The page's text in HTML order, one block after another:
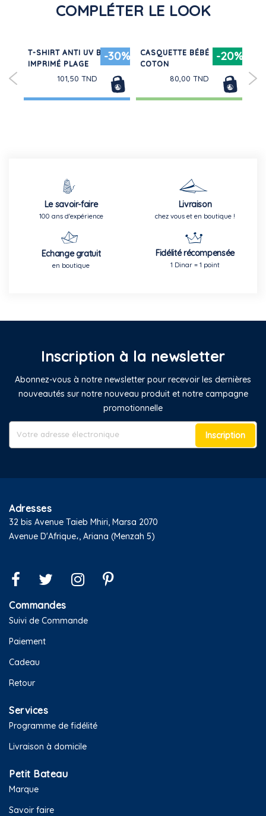
COMPLÉTER LE LOOK
-30%
T-SHIRT ANTI UV BÉBÉ,
IMPRIMÉ PLAGE
101,50 TND
-20%
CASQUETTE BÉBÉ EN
COTON
80,00 TND
Le savoir-faire
100 ans d'expérience
Livraison
chez vous et en boutique !
Echange gratuit
en boutique
Fidélité récompensée
1 Dinar = 1 point
Inscription à la newsletter
Abonnez-vous à notre newsletter pour recevoir les dernières
nouveautés sur notre nouveau produit et notre campagne
promotionnelle
Inscription
Adresses
32 bis Avenue Taieb Mhiri, Marsa 2070
Avenue D'Afrique،, Ariana (Menzah 5)
Commandes
Suivi de Commande
Paiement
Cadeau
Retour
Services
Programme de fidélité
Livraison à domicile
Petit Bateau
Marque
Savoir faire